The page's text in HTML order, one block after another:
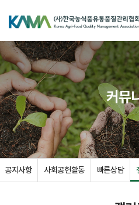
커뮤
공지사항 사회공헌활동 빠른상담